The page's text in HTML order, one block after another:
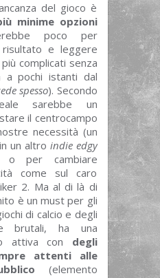
del gioco è
minime opzioni
poco per
e leggere
complicati senza
a pochi istanti dal
spesso). Secondo
sarebbe un
il centrocampo
necessità (un
un altro indie edgy
o per cambiare
come sul caro
2. Ma al di là di
è un must per gli
di calcio e degli
brutali, ha una
attiva con degli
attenti alle
(elemento